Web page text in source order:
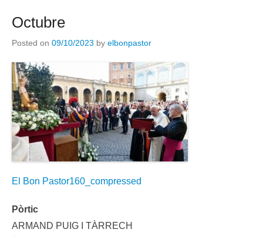
Octubre
Posted on 09/10/2023 by elbonpastor
El Bon Pastor160_compressed
Pòrtic
ARMAND PUIG I TÀRRECH